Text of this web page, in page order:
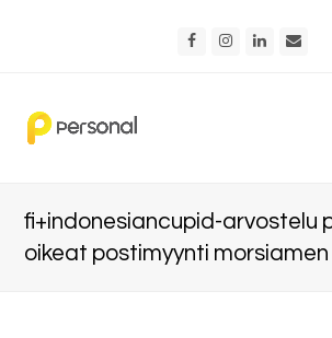
FacebookInstagram
LinkedIn
fi+indonesiancupid-arvostelu
oikeat postimyynti